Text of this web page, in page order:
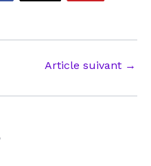
Article suivant →